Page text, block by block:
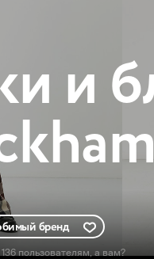
и
бренд
пользователям, а вам?